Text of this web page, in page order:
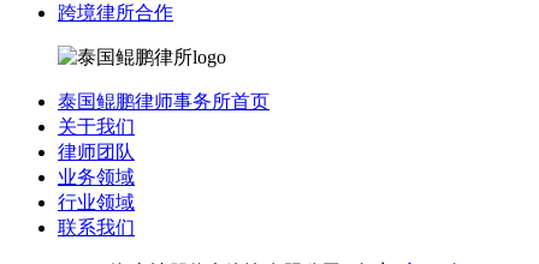
跨境律所合作
泰国鲲鹏律师事务所首页
关于我们
律师团队
业务领域
行业领域
联系我们